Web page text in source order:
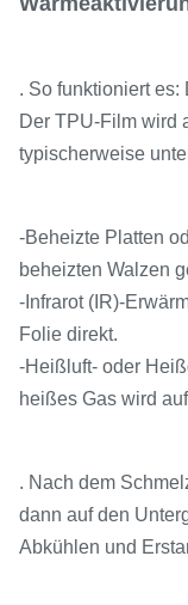
. So funktioniert
Der TPU-Film wird
typischerweise
-Beheizte Platten
beheizten Walzen
-Infrarot (IR)-
Folie direkt.
-Heißluft- oder
heißes Gas wird
. Nach dem
dann auf den
Abkühlen und